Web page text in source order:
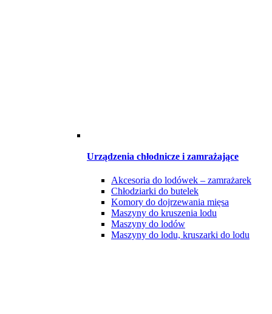
Urządzenia chłodnicze i zamrażające
Akcesoria do lodówek – zamrażarek
Chłodziarki do butelek
Komory do dojrzewania mięsa
Maszyny do kruszenia lodu
Maszyny do lodów
Maszyny do lodu, kruszarki do lodu